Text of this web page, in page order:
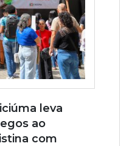
leva
ao
com